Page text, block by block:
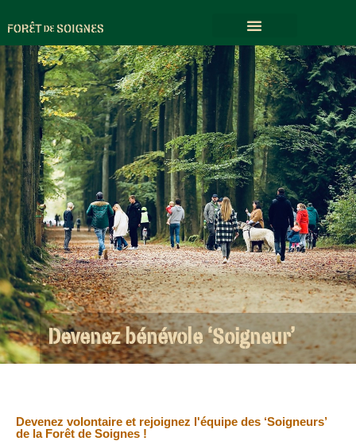
Devenez bénévole ‘Soigneur’
Devenez volontaire et rejoignez l'équipe des ‘Soigneurs’
de la Forêt de Soignes !